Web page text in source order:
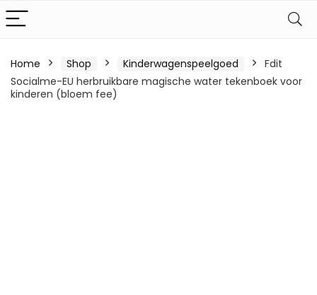
Home Shop Kinderwagenspeelgoed
Fdit
Socialme-EU herbruikbare magische water tekenboek voor
kinderen (bloem fee)